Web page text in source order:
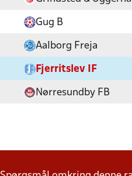
Gug B
Aalborg Freja
Fjerritslev IF
Nørresundby FB